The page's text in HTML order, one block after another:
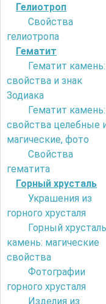
Гелиотроп
Свойства
гелиотропа
Гематит
Гематит камень:
свойства и знак
Зодиака
Гематит камень:
свойства целебные
магические, фото
Свойства
гематита
Горный хрусталь
Украшения из
горного хрусталя
Горный хрусталь
камень: магические
свойства
Фотографии
горного хрусталя
Изделия из